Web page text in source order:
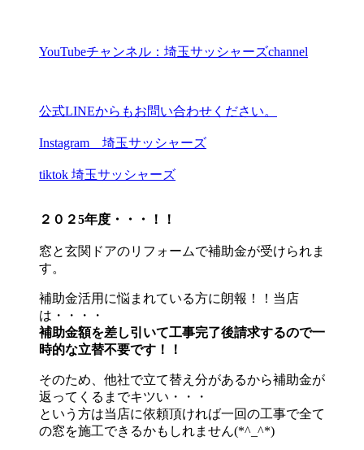
YouTubeチャンネル：埼玉サッシャーズchannel
公式LINEからもお問い合わせください。
Instagram 埼玉サッシャーズ
tiktok 埼玉サッシャーズ
２０２5年度・・・！！
窓と玄関ドアのリフォームで補助金が受けられま
す。
補助金活用に悩まれている方に朗報！！当店
は・・・・
補助金額を差し引いて工事完了後請求するので一
時的な立替不要です！！
そのため、他社で立て替え分があるから補助金が
返ってくるまでキツい・・・
という方は当店に依頼頂ければ一回の工事で全て
の窓を施工できるかもしれません(*^_^*)